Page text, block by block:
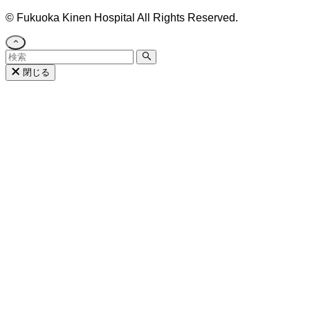
© Fukuoka Kinen Hospital All Rights Reserved.
閉じる